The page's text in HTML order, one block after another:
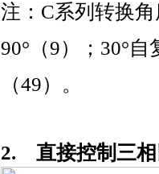
注：C系列转换角
90°（9）；30°自
（49）。
2. 直接控制三相